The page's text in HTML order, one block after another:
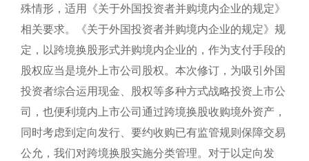
殊情形，适用《关于外国投资者并购境内企业的规定》
相关要求。《关于外国投资者并购境内企业的规定》规
定，以跨境换股形式并购境内企业的，作为支付手段的
股权应当是境外上市公司股权。本次修订，为吸引外国
投资者综合运用现金、股权等多种方式战略投资上市公
司，也便利境内上市公司通过跨境换股收购境外资产，
同时考虑到定向发行、要约收购已有监管规则保障交易
公允，我们对跨境换股实施分类管理。对于以定向发